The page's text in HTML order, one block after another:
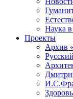
Наука
Проекты
Архив